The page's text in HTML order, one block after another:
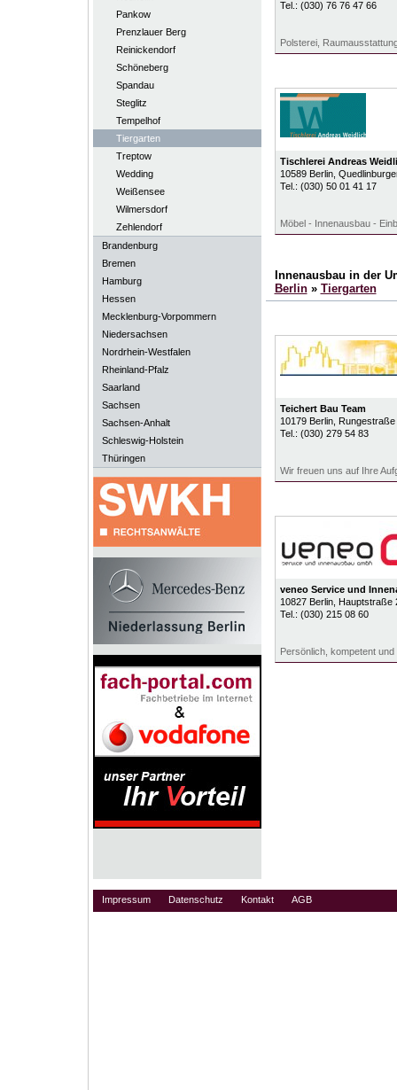
Pankow
Prenzlauer Berg
Reinickendorf
Schöneberg
Spandau
Steglitz
Tempelhof
Tiergarten
Treptow
Wedding
Weißensee
Wilmersdorf
Zehlendorf
Brandenburg
Bremen
Hamburg
Hessen
Mecklenburg-Vorpommern
Niedersachsen
Nordrhein-Westfalen
Rheinland-Pfalz
Saarland
Sachsen
Sachsen-Anhalt
Schleswig-Holstein
Thüringen
Tel.: (030) 76 76 47 66
Polsterei,
Tischlerei Andreas
10589 Berlin,
Tel.: (030) 50 01 41 17
Möbel - Innenausbau -
Innenausbau in der
Berlin» Tiergarten
Teichert Bau Team
10179 Berlin, Rungestraße
Tel.: (030) 279 54 83
Wir freuen uns auf Ihre
veneo Service und
10827 Berlin, Hauptstraße
Tel.: (030) 215 08 60
Persönlich, kompetent
Impressum Datenschutz Kontakt AGB